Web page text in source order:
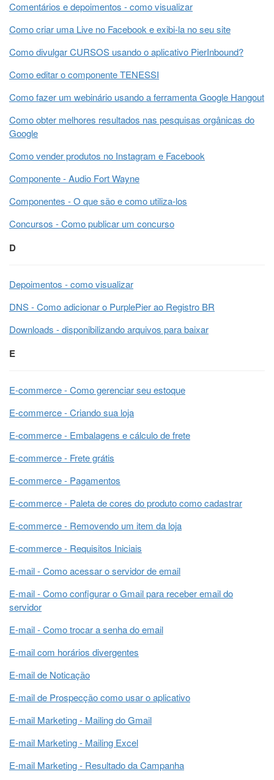
Comentários e depoimentos - como visualizar
Como criar uma Live no Facebook e exibi-la no seu site
Como divulgar CURSOS usando o aplicativo PierInbound?
Como editar o componente TENESSI
Como fazer um webinário usando a ferramenta Google Hangout
Como obter melhores resultados nas pesquisas orgânicas do
Google
Como vender produtos no Instagram e Facebook
Componente - Audio Fort Wayne
Componentes - O que são e como utiliza-los
Concursos - Como publicar um concurso
D
Depoimentos - como visualizar
DNS - Como adicionar o PurplePier ao Registro BR
Downloads - disponibilizando arquivos para baixar
E
E-commerce - Como gerenciar seu estoque
E-commerce - Criando sua loja
E-commerce - Embalagens e cálculo de frete
E-commerce - Frete grátis
E-commerce - Pagamentos
E-commerce - Paleta de cores do produto como cadastrar
E-commerce - Removendo um item da loja
E-commerce - Requisitos Iniciais
E-mail - Como acessar o servidor de email
E-mail - Como configurar o Gmail para receber email do
servidor
E-mail - Como trocar a senha do email
E-mail com horários divergentes
E-mail de Noticação
E-mail de Prospecção como usar o aplicativo
E-mail Marketing - Mailing do Gmail
E-mail Marketing - Mailing Excel
E-mail Marketing - Resultado da Campanha